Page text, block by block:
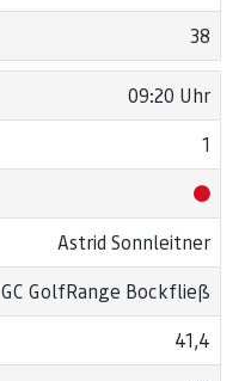
38
09:20 Uhr
1
Astrid Sonnleitner
GC GolfRange Bockfließ
41,4